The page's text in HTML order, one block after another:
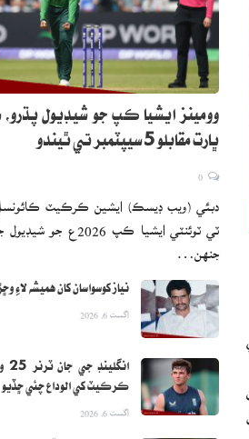
وومينز ايشيا ڪپ جو شيڊيول
ڀارت مقابلو 5 سيپٽمبر تي ٿيندو
دبئي (ويب ڊيسڪ) ايشين ڪرڪيٽ
ٽي ٽوئنٽي ايشيا ڪپ
نياز کوسواسان کان هميشه لاءِ
اگست 6, 2026
ڪرڪيٽ کي الوداع چئي ڇڏيو
اگست 6, 2026